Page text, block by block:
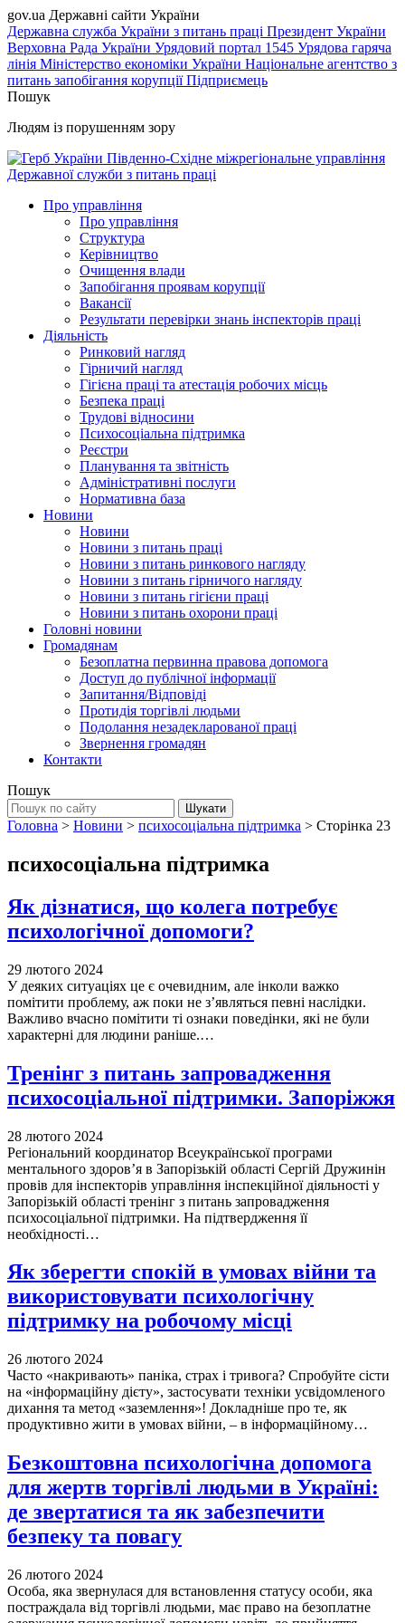
gov.ua Державні сайти України
Державна служба України з питань праці Президент України
Верховна Рада України Урядовий портал 1545 Урядова гаряча
лінія Міністерство економіки України Національне агентство з
питань запобігання корупціїПідприємець
Пошук
Людям із порушенням зору
Південно-Східне міжрегіональне управління
Державної служби з питань праці
Про управління
Про управління
Структура
Керівництво
Очищення влади
Запобігання проявам корупції
Вакансії
Результати перевірки знань інспекторів праці
Діяльність
Ринковий нагляд
Гірничий нагляд
Гігієна праці та атестація робочих місць
Безпека праці
Трудові відносини
Психосоціальна підтримка
Реєстри
Планування та звітність
Адміністративні послуги
Нормативна база
Новини
Новини
Новини з питань праці
Новини з питань ринкового нагляду
Новини з питань гірничого нагляду
Новини з питань гігієни праці
Новини з питань охорони праці
Головні новини
Громадянам
Безоплатна первинна правова допомога
Доступ до публічної інформації
Запитання/Відповіді
Протидія торгівлі людьми
Подолання незадекларованої праці
Звернення громадян
Контакти
Пошук
Головна > Новини > психосоціальна підтримка > Сторінка 23
психосоціальна підтримка
Як дізнатися, що колега потребує
психологічної допомоги?
29 лютого 2024
У деяких ситуаціях це є очевидним, але інколи важко
помітити проблему, аж поки не з’являться певні наслідки.
Важливо вчасно помітити ті ознаки поведінки, які не були
характерні для людини раніше.…
Тренінг з питань запровадження
психосоціальної підтримки. Запоріжжя
28 лютого 2024
Регіональний координатор Всеукраїнської програми
ментального здоров’я в Запорізькій області Сергій Дружинін
провів для інспекторів управління інспекційної діяльності у
Запорізькій області тренінг з питань запровадження
психосоціальної підтримки. На підтвердження її
необхідності…
Як зберегти спокій в умовах війни та
використовувати психологічну
підтримку на робочому місці
26 лютого 2024
Часто «накривають» паніка, страх і тривога? Спробуйте сісти
на «інформаційну дієту», застосувати техніки усвідомленого
дихання та метод «заземлення»! Докладніше про те, як
продуктивно жити в умовах війни, – в інформаційному…
Безкоштовна психологічна допомога
для жертв торгівлі людьми в Україні:
де звертатися та як забезпечити
безпеку та повагу
26 лютого 2024
Особа, яка звернулася для встановлення статусу особи, яка
постраждала від торгівлі людьми, має право на безоплатне